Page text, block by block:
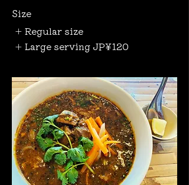
Size
Regular size
Large serving JP¥120